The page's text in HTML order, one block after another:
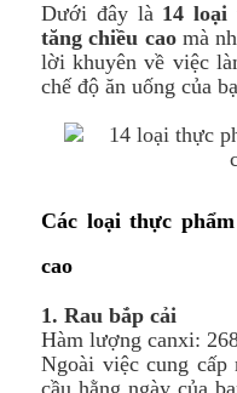
Dưới đây là 14 loại
tăng chiều cao mà
lời khuyên về việc
chế độ ăn uống của
Các loại thực
cao
1. Rau bắp cải
Hàm lượng canxi:
Ngoài việc cung